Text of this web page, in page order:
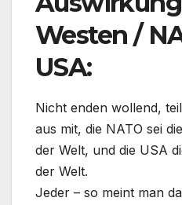
Westen /
USA:
Nicht enden wollend,
aus mit, die NATO sei
der Welt, und die USA
der Welt.
Jeder – so meint man